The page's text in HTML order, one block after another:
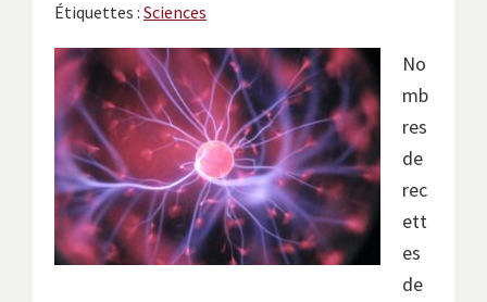
Étiquettes : Sciences
No
mb
res
de
rec
ett
es
de